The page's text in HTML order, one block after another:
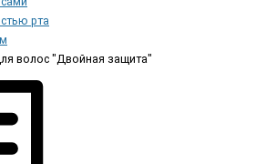
рта
волос "Двойная защита"